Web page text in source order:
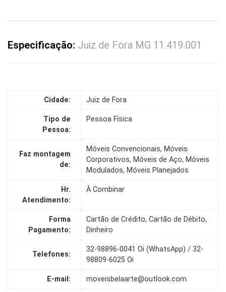
Especificação: Juiz de Fora MG 11.419.001
Cidade: Juiz de Fora
Tipo de
Pessoa:
Pessoa Física
Faz montagem
de:
Móveis Convencionais, Móveis
Corporativos, Móveis de Aço, Móveis
Modulados, Móveis Planejados
Hr.
Atendimento:
À Combinar
Forma
Pagamento:
Cartão de Crédito, Cartão de Débito,
Dinheiro
Telefones:
32-98896-0041 Oi (WhatsApp) / 32-
98809-6025 Oi
E-mail: moveisbelaarte@outlook.com